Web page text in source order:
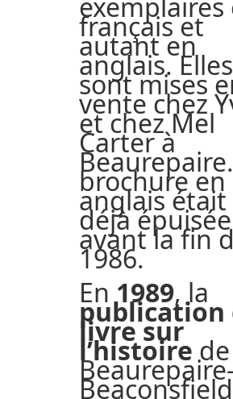
exemplaires
français et
autant en
anglais. Elles
sont mises
vente chez
et chez Mel
Carter à
brochure en
anglais était
déjà épuisée
avant la fin
1986.
En1989, la
publication
livre sur
l’histoirede
Beaurepaire-